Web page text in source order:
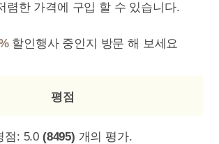
렴한 가격에 구입 할 수 있습니다.
할인행사 중인지 방문 해 보세요
평점
점: 5.0 (8495) 개의 평가.